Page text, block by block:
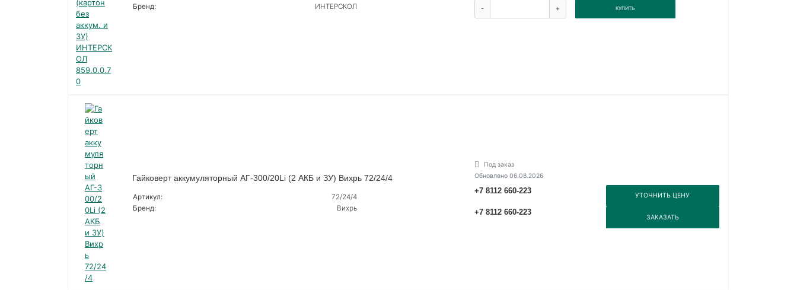
Бренд:
ИНТЕРСКОЛ - + КУПИТЬ
Гайковерт аккумуляторный АГ-300/20Li (2 АКБ и ЗУ) Вихрь 72/24/4
Артикул:
72/24/4
Бренд:
Вихрь
Под заказ
Обновлено 06.08.2026
+7 8112 660-223
УТОЧНИТЬ ЦЕНУ
+7 8112 660-223
ЗАКАЗАТЬ